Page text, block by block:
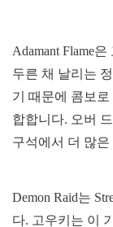
Adamant Flame
두른 채 날리는
기 때문에 콤보
합합니다. 오버
구석에서 더 많
Demon Raid는
다. 고우키는 이